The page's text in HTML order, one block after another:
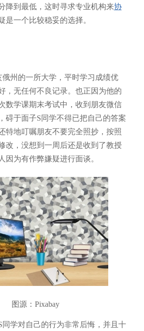
降到最低，这时寻求专业机构来协
是一个比较稳妥的选择。
俄州的一所大学，平时学习成绩优
，无任何不良记录。也正因为他的
数学课期末考试中，收到朋友微信
碍于面子S同学不得已把自己的答案
特地叮嘱朋友不要完全照抄，按照
改，没想到一周后还是收到了教授
因为有作弊嫌疑进行面谈。
图源：Pixabay
同学对自己的行为非常后悔，并且十